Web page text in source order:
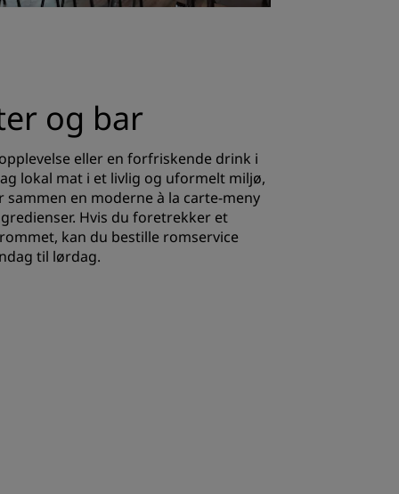
og bar
eller en forfriskende drink i
lokal mat i et livlig og uformelt miljø,
sammen en moderne à la carte-meny
Hvis du foretrekker et
kan du bestille romservice
til lørdag.